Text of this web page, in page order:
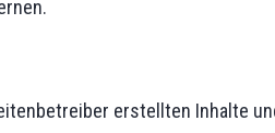
erstellten Inhalte